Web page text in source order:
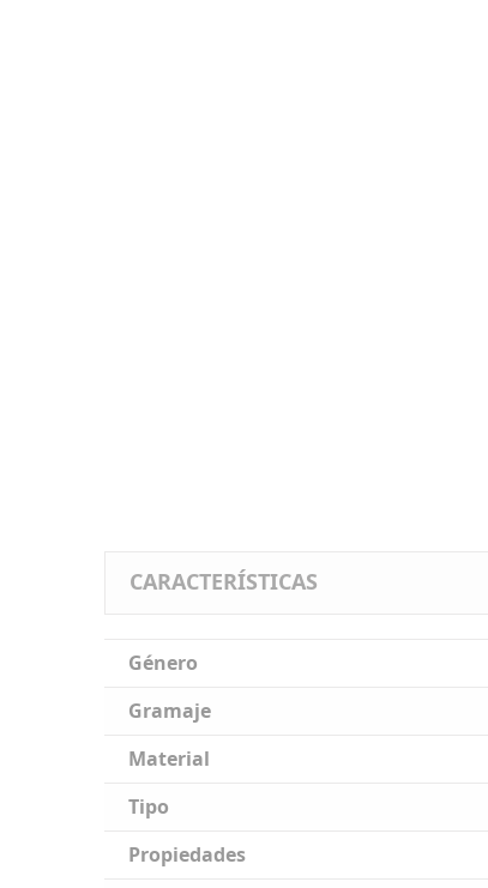
CARACTERÍSTICAS
Género
Gramaje
Material
Tipo
Propiedades